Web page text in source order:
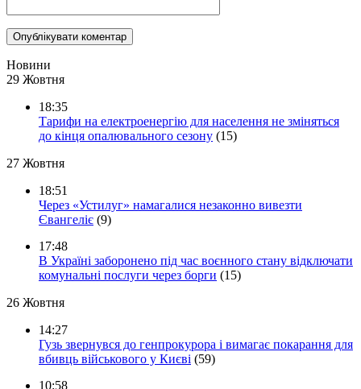
Новини
29 Жовтня
18:35
Тарифи на електроенергію для населення не зміняться
до кінця опалювального сезону (15)
27 Жовтня
18:51
Через «Устилуг» намагалися незаконно вивезти
Євангеліє (9)
17:48
В Україні заборонено під час воєнного стану відключати
комунальні послуги через борги (15)
26 Жовтня
14:27
Гузь звернувся до генпрокурора і вимагає покарання для
вбивць військового у Києві (59)
10:58